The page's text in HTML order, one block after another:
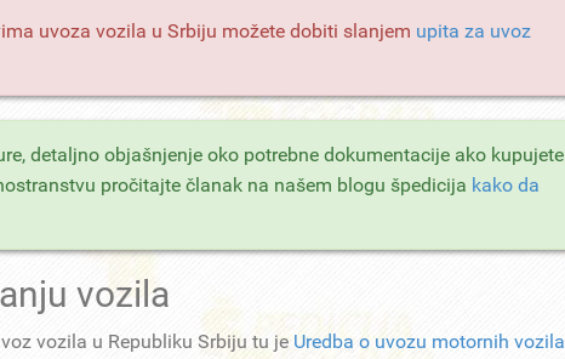
uvoza vozila u Srbiju možete dobiti slanjem upita za uvoz
detaljno objašnjenje oko potrebne dokumentacije ako kupujete
pročitajte članak na našem blogu špedicija kako da
vozila
vozila u Republiku Srbiju tu je Uredba o uvozu motornih vozila